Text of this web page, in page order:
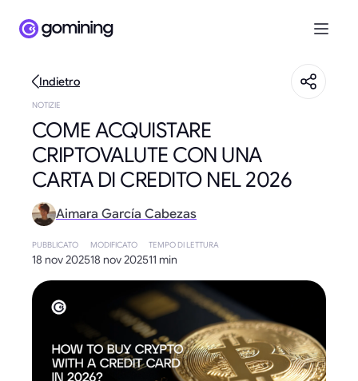
Indietro
NOTIZIE
COME ACQUISTARE
CRIPTOVALUTE CON UNA
CARTA DI CREDITO NEL 2026
Aimara García Cabezas
PUBBLICATO
18 nov 2025
MODIFICATO
18 nov 2025
TEMPO DI LETTURA
11 min